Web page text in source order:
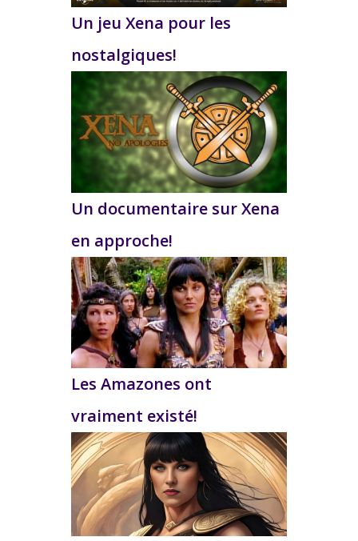
Un jeu Xena pour les
nostalgiques!
Un documentaire sur Xena
en approche!
Les Amazones ont
vraiment existé!